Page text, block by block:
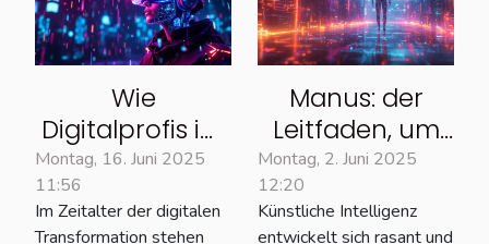
Wie
Digitalprofis im
Jahr 2025
ChatGPT
nutzen
Montag, 16. Juni 2025
11:56
Im Zeitalter der digitalen
Transformation stehen
Manus: der
Leitfaden, um
das neue
Phänomen der
KI zu entdecken
Montag, 2. Juni 2025
12:20
Künstliche Intelligenz
entwickelt sich rasant und